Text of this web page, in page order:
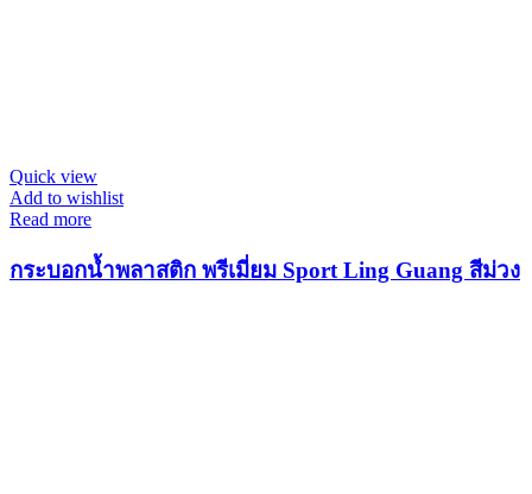
Quick view
Add to wishlist
Read more
กระบอกน้ำพลาสติก พรีเมี่ยม Sport Ling Guang สีม่วง